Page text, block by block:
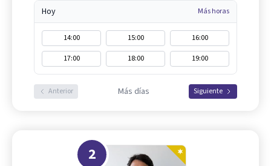
Hoy Más horas
14:00 15:00
16:00
17:00
18:00 19:00
Anterior Más días Siguiente
2